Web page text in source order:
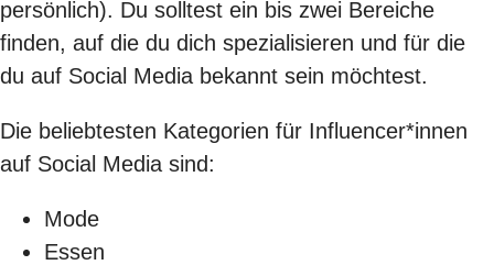
persönlich). Du solltest ein bis zwei Bereiche
finden, auf die du dich spezialisieren und für die
du auf Social Media bekannt sein möchtest.
Die beliebtesten Kategorien für Influencer*innen
auf Social Media sind:
Mode
Essen